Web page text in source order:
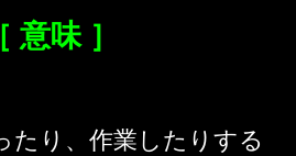
意味 ］
たり、作業したりする